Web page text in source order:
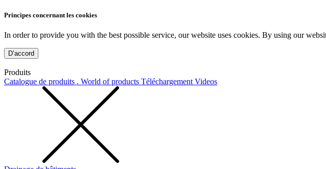
Principes concernant les cookies
In order to provide you with the best possible service, our website uses cookies. By using our
D’accord
Produits
Catalogue de produits . World of products Téléchargement Videos